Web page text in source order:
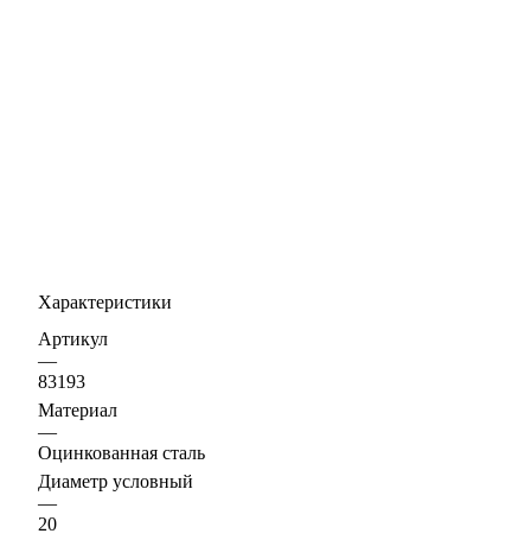
Характеристики
Артикул
—
83193
Материал
—
Оцинкованная сталь
Диаметр условный
—
20